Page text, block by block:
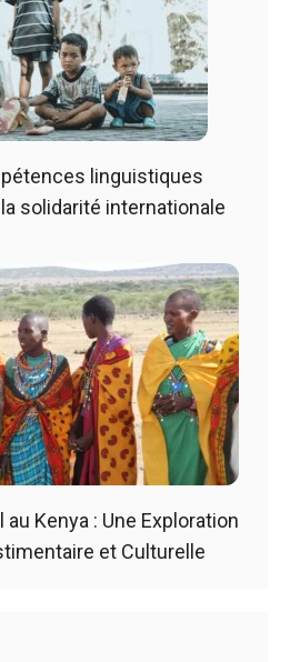
linguistiques
solidarité internationale
au Kenya : Une Exploration
et Culturelle